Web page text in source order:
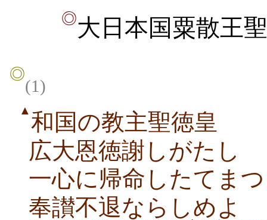
◎大日本国粟散王
◎
(1)
▲ 和国の教主聖徳皇
広大恩徳謝しがたし
一心に帰命したてま
奉讃不退ならしめよ